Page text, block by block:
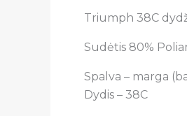
Triumph 38C
Sudėtis 80%
Spalva – marga
Dydis – 38C